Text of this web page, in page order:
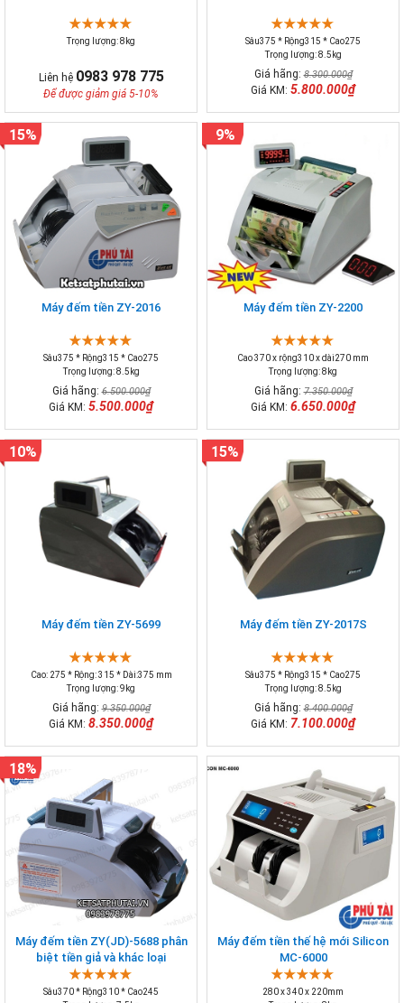
Trọng lượng: 8kg
Liên hệ 0983 978 775
Để được giảm giá 5-10%
Sâu375 * Rộng315 * Cao275
Trọng lượng: 8.5kg
Giá hãng:8.300.000₫
Giá KM: 5.800.000₫
Máy đếm tiền ZY-2016
Sâu375 * Rộng315 * Cao275
Trọng lượng: 8.5kg
Giá hãng:6.500.000₫
Giá KM: 5.500.000₫
15%
Máy đếm tiền ZY-2200
Cao 370 x rộng310 x dài270 mm
Trọng lượng: 8kg
Giá hãng:7.350.000₫
Giá KM: 6.650.000₫
9%
Máy đếm tiền ZY-5699
Cao: 275 * Rộng: 315 * Dài:375 mm
Trọng lượng: 9kg
Giá hãng:9.350.000₫
Giá KM: 8.350.000₫
10%
Máy đếm tiền ZY-2017S
Sâu375 * Rộng315 * Cao275
Trọng lượng: 8.5kg
Giá hãng:8.400.000₫
Giá KM: 7.100.000₫
15%
Máy đếm tiền ZY(JD)-5688 phân
biệt tiền giả và khác loại
Sâu370 * Rộng310 * Cao245
18%
Máy đếm tiền thế hệ mới Silicon
MC-6000
280 x 340 x 220mm